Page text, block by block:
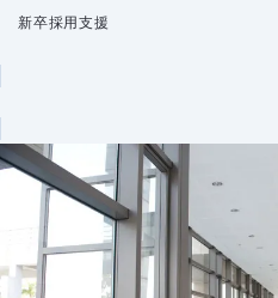
新卒採用支援